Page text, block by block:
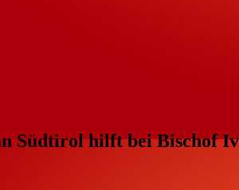
Südtirol hilft bei Bischof